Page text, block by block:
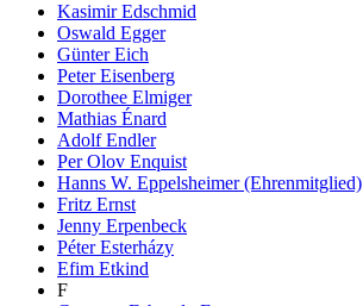
Kasimir Edschmid
Oswald Egger
Günter Eich
Peter Eisenberg
Dorothee Elmiger
Mathias Énard
Adolf Endler
Per Olov Enquist
Hanns W. Eppelsheimer (Ehrenmitglied)
Fritz Ernst
Jenny Erpenbeck
Péter Esterházy
Efim Etkind
F